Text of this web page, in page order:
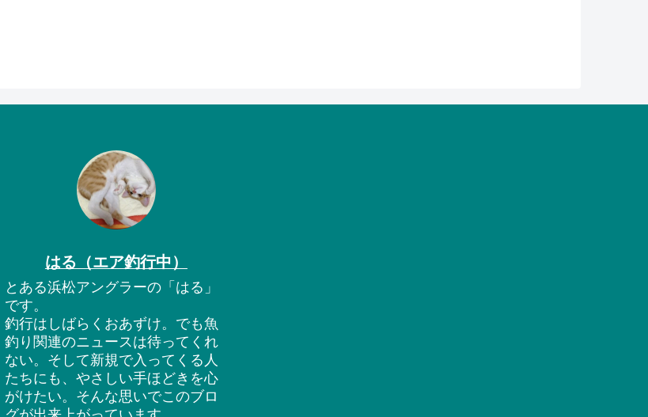
はる（エア釣行中）
とある浜松アングラーの「はる」
です。
釣行はしばらくおあずけ。でも魚
釣り関連のニュースは待ってくれ
ない。そして新規で入ってくる人
たちにも、やさしい手ほどきを心
がけたい。そんな思いでこのブロ